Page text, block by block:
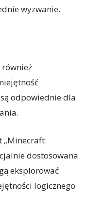
wyzwanie.
odpowiednie dla
„Minecraft:
dostosowana
eksplorować
logicznego